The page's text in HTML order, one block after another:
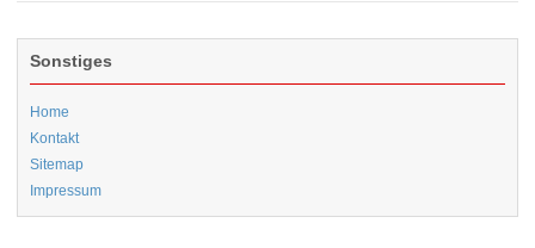
Sonstiges
Home
Kontakt
Sitemap
Impressum